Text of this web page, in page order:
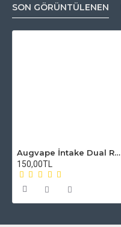
SON GÖRÜNTÜLENEN
Augvape İntake Dual RTA Atomizer Camı
150,00TL